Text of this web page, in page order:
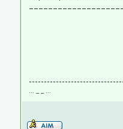
... _ _ ...